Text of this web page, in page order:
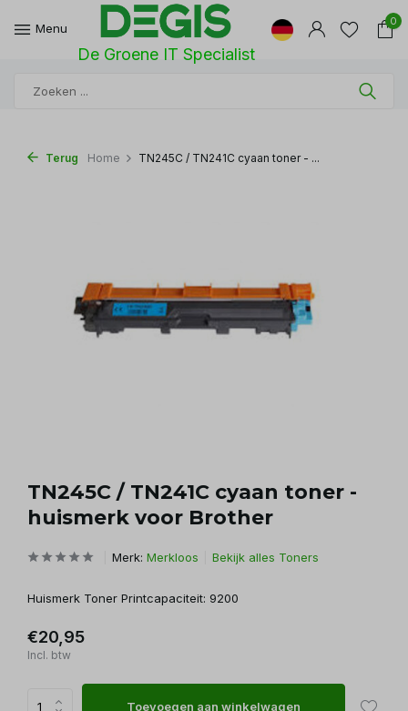
Menu
De Groene IT Specialist
0
Terug Home TN245C / TN241C cyaan toner - ...
TN245C / TN241C cyaan toner -
huismerk voor Brother
Merk: Merkloos Bekijk alles Toners
Huismerk Toner Printcapaciteit: 9200
€20,95
Incl. btw
Toevoegen aan winkelwagen